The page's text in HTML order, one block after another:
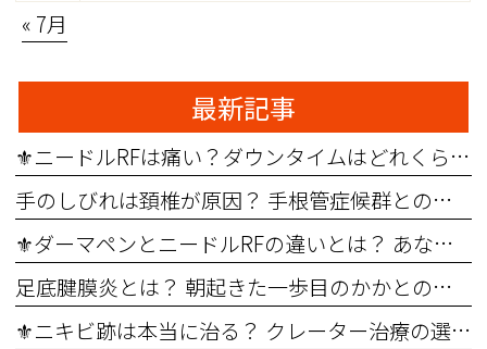
« 7月
最新記事
⚜️ニードルRFは痛い？ダウンタイムはどれくらい？ ― 治療前に知っておきたいポイント ―
手のしびれは頚椎が原因？ 手根管症候群との違いを整形外科医が解説
⚜️ダーマペンとニードルRFの違いとは？ あなたに合う治療はどちら？
足底腱膜炎とは？ 朝起きた一歩目のかかとの痛み、その原因は？
⚜️ニキビ跡は本当に治る？ クレーター治療の選択肢